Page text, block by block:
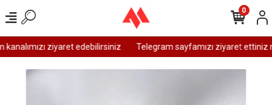
ziyaret edebilirsiniz Telegram sayfamızı ziyaret ettiniz
0